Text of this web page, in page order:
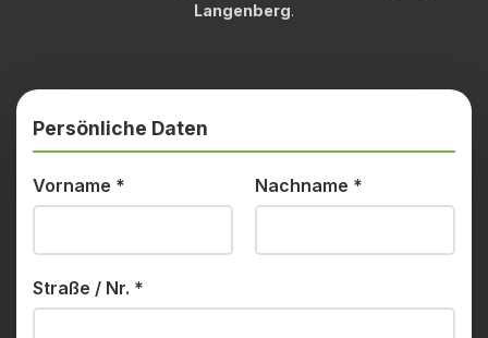
Langenberg.
Persönliche Daten
Vorname * Nachname *
Straße / Nr. *